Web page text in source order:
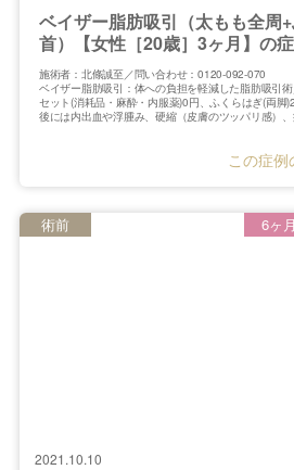
ベイザー脂肪吸引（太もも全周
首）【女性［20歳］3ヶ月】の
施術者：北條誠至／問い合わせ：0120-092-070
ベイザー脂肪吸引：体への負担を軽減した脂肪吸引
セット(消耗品・麻酔・内服薬)0円、ふくらはぎ(両
後には内出血や浮腫み、硬縮（皮膚のツッパリ感）
この症例
2021.10.10
術前 6ヶ月